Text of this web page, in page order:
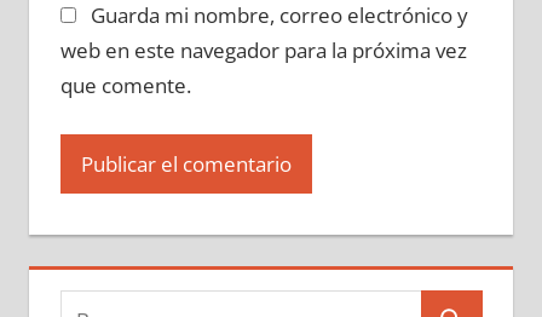
Guarda mi nombre, correo electrónico y
web en este navegador para la próxima vez
que comente.